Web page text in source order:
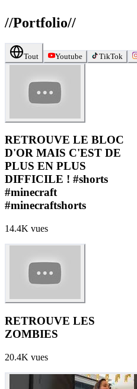
//Portfolio//
Tout Youtube TikTok
RETROUVE LE BLOC
D'OR MAIS C'EST DE
PLUS EN PLUS
DIFFICILE ! #shorts
#minecraft
#minecraftshorts
14.4K vues
RETROUVE LES
ZOMBIES
20.4K vues